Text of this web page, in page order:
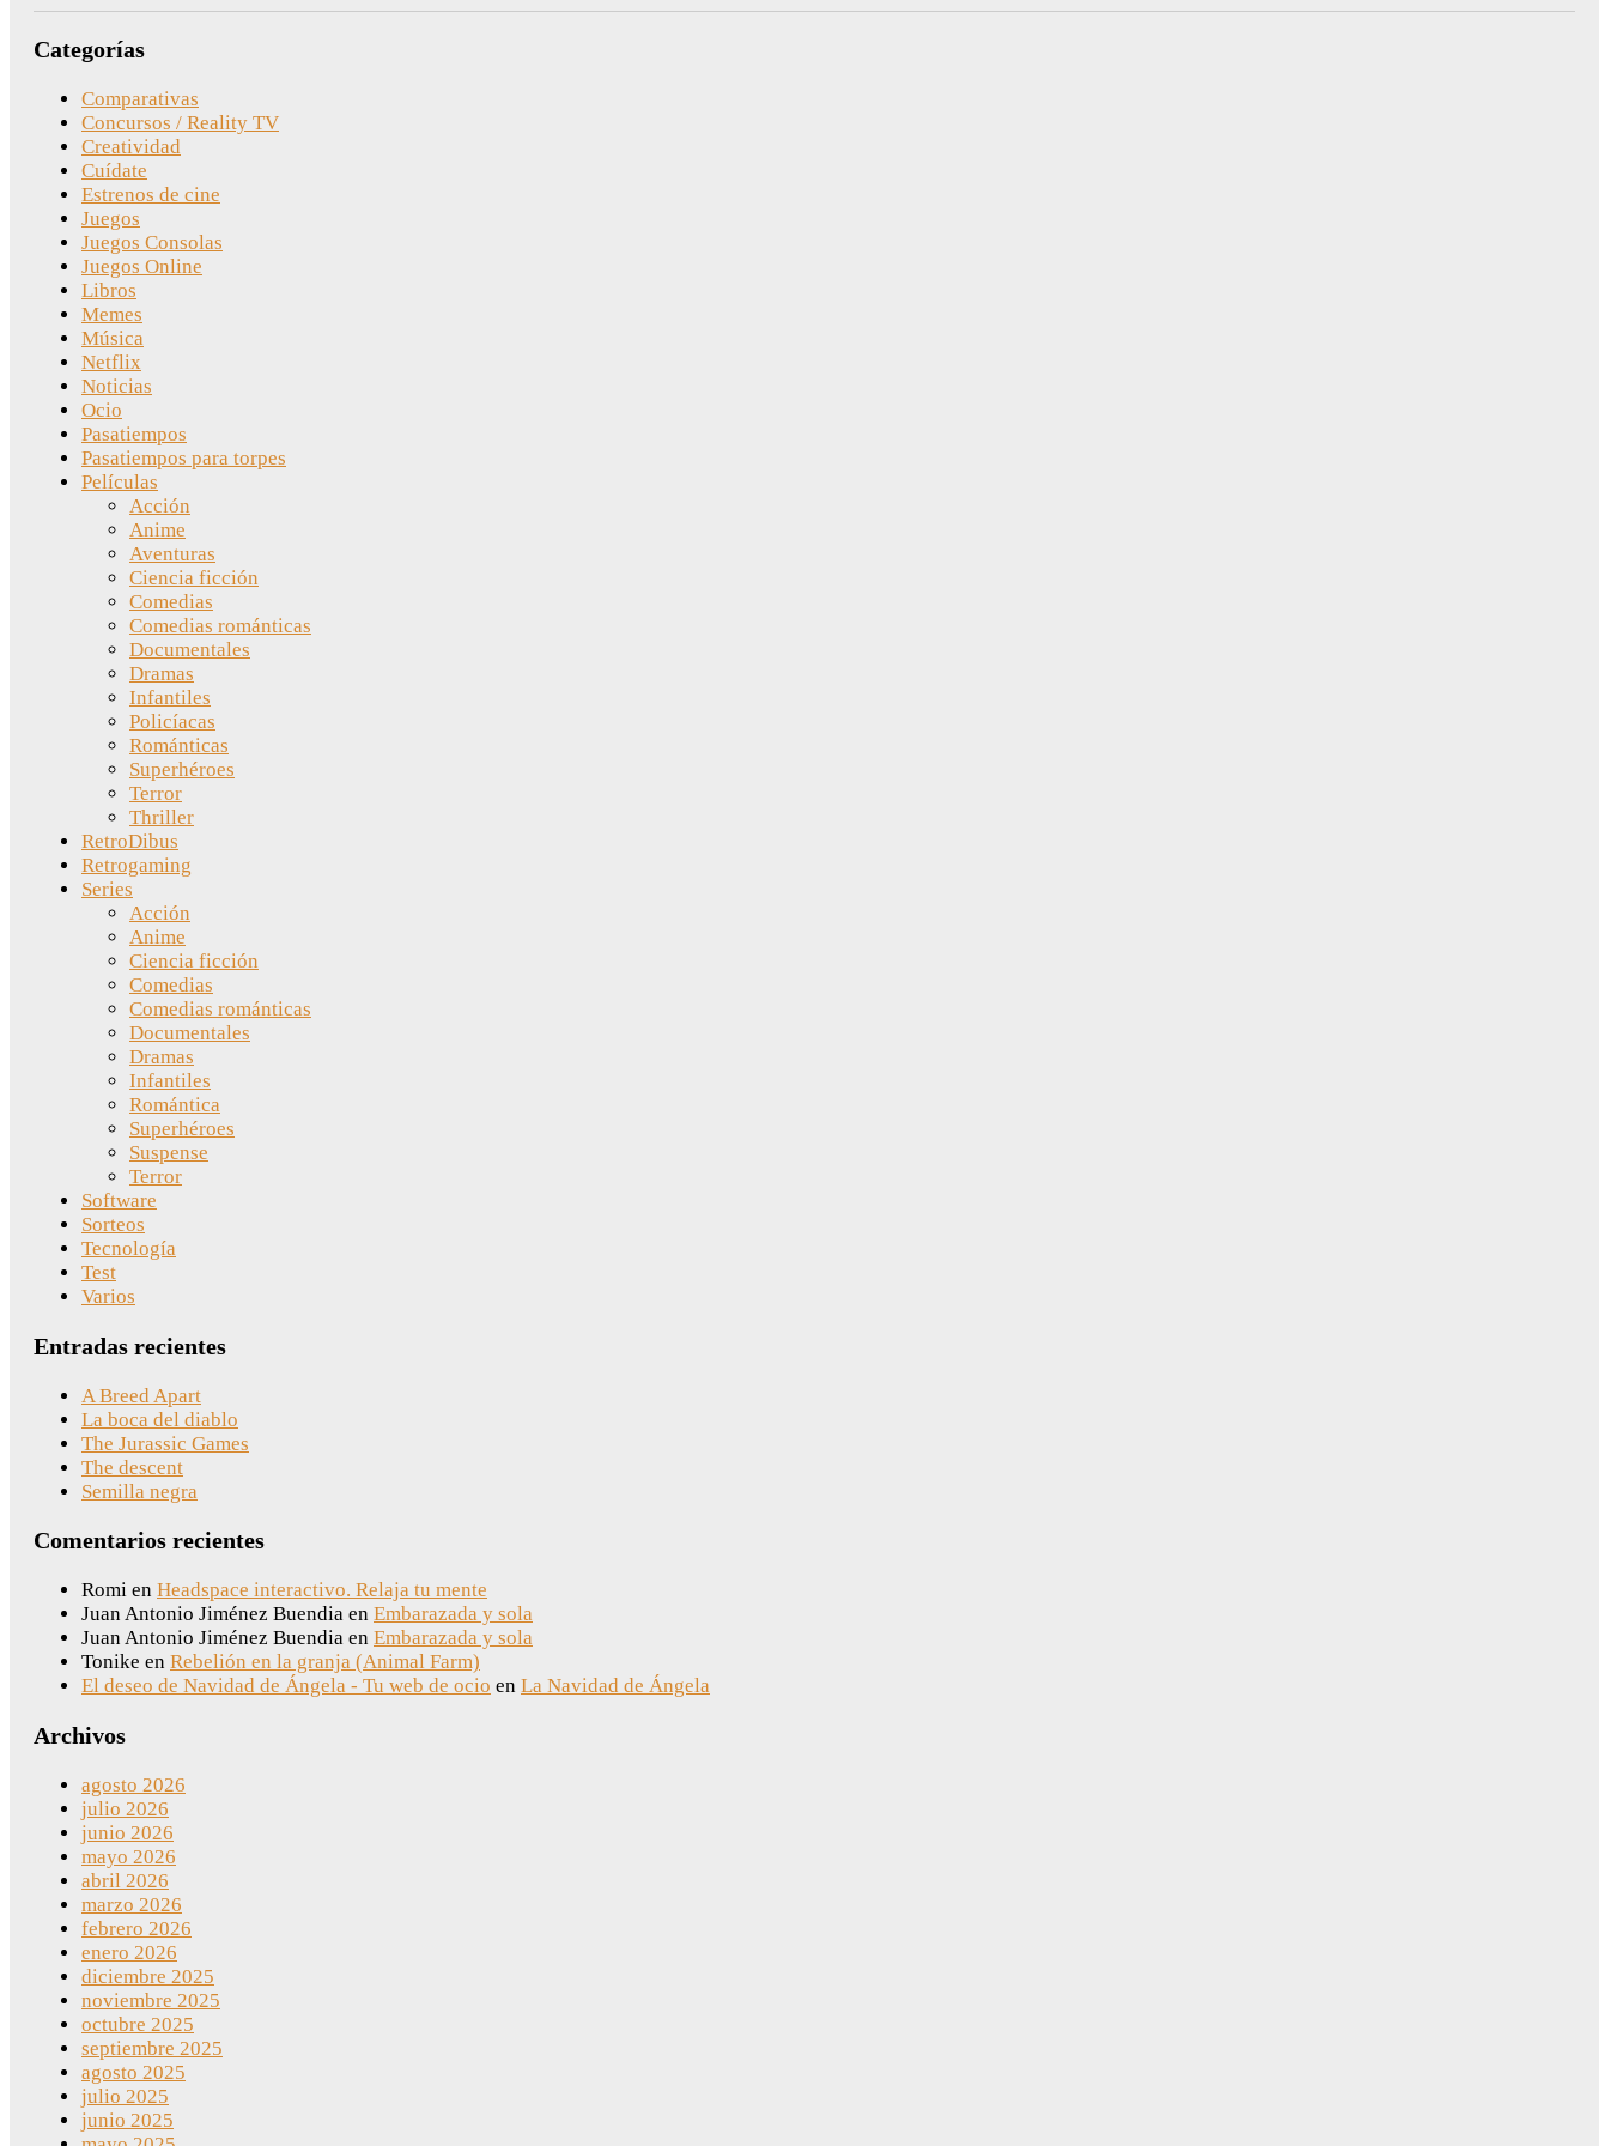
Categorías
Comparativas
Concursos / Reality TV
Creatividad
Cuídate
Estrenos de cine
Juegos
Juegos Consolas
Juegos Online
Libros
Memes
Música
Netflix
Noticias
Ocio
Pasatiempos
Pasatiempos para torpes
Películas
Acción
Anime
Aventuras
Ciencia ficción
Comedias
Comedias románticas
Documentales
Dramas
Infantiles
Policíacas
Románticas
Superhéroes
Terror
Thriller
RetroDibus
Retrogaming
Series
Acción
Anime
Ciencia ficción
Comedias
Comedias románticas
Documentales
Dramas
Infantiles
Romántica
Superhéroes
Suspense
Terror
Software
Sorteos
Tecnología
Test
Varios
Entradas recientes
A Breed Apart
La boca del diablo
The Jurassic Games
The descent
Semilla negra
Comentarios recientes
Romi en Headspace interactivo. Relaja tu mente
Juan Antonio Jiménez Buendia en Embarazada y sola
Juan Antonio Jiménez Buendia en Embarazada y sola
Tonike en Rebelión en la granja (Animal Farm)
El deseo de Navidad de Ángela - Tu web de ocio en La Navidad de Ángela
Archivos
agosto 2026
julio 2026
junio 2026
mayo 2026
abril 2026
marzo 2026
febrero 2026
enero 2026
diciembre 2025
noviembre 2025
octubre 2025
septiembre 2025
agosto 2025
julio 2025
junio 2025